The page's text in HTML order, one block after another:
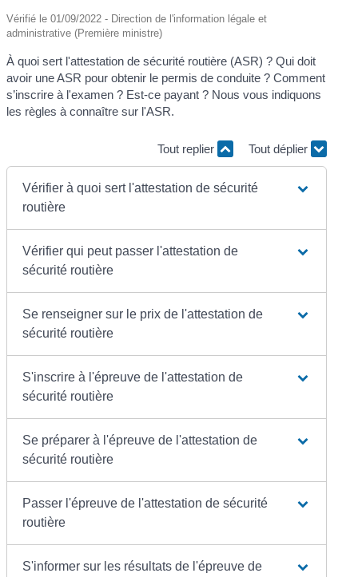
Vérifié le 01/09/2022 - Direction de l'information légale et
administrative (Première ministre)
À quoi sert l'attestation de sécurité routière (ASR) ? Qui doit
avoir une ASR pour obtenir le permis de conduite ? Comment
s’inscrire à l'examen ? Est-ce payant ? Nous vous indiquons
les règles à connaître sur l'ASR.
Tout replier Tout déplier
Vérifier à quoi sert l'attestation de sécurité
routière
Vérifier qui peut passer l'attestation de
sécurité routière
Se renseigner sur le prix de l'attestation de
sécurité routière
S'inscrire à l'épreuve de l'attestation de
sécurité routière
Se préparer à l'épreuve de l'attestation de
sécurité routière
Passer l'épreuve de l'attestation de sécurité
routière
S'informer sur les résultats de l'épreuve de